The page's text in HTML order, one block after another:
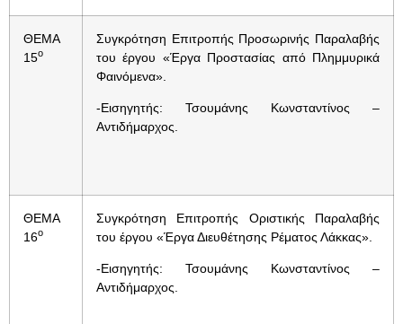
ΘΕΜΑ
15ο
Συγκρότηση Επιτροπής Προσωρινής Παραλαβής
του έργου «Έργα Προστασίας από Πλημμυρικά
Φαινόμενα».
-Εισηγητής: Τσουμάνης Κωνσταντίνος –
Αντιδήμαρχος.
ΘΕΜΑ
16ο
Συγκρότηση Επιτροπής Οριστικής Παραλαβής
του έργου «Έργα Διευθέτησης Ρέματος Λάκκας».
-Εισηγητής: Τσουμάνης Κωνσταντίνος –
Αντιδήμαρχος.